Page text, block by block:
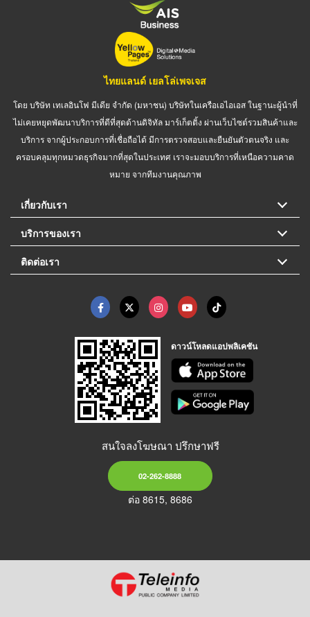
ไทยแลนด์ เยลโล่เพจเจส
โดย บริษัท เทเลอินโฟ มีเดีย จำกัด (มหาชน) บริษัทในเครือเอไอเอส ในฐานะผู้นำที่
ไม่เคยหยุดพัฒนาบริการที่ดีที่สุดด้านดิจิทัล มาร์เก็ตติ้ง ผ่านเว็บไซต์รวมสินค้าและ
บริการ จากผู้ประกอบการที่เชื่อถือได้ มีการตรวจสอบและยืนยันตัวตนจริง และ
ครอบคลุมทุกหมวดธุรกิจมากที่สุดในประเทศ เราจะมอบบริการที่เหนือความคาด
หมาย จากทีมงานคุณภาพ
เกี่ยวกับเรา
บริการของเรา
ติดต่อเรา
ดาวน์โหลดแอปพลิเคชัน
สนใจลงโฆษณา ปรึกษาฟรี
02-262-8888
ต่อ 8615, 8686